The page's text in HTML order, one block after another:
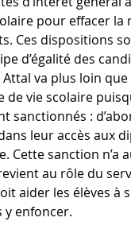
pour effacer
Ces dispositions
d’égalité des
va plus loin
vie scolaire
sanctionnés :
leur accès aux
Cette sanction n’a
au rôle du
aider les élèves à
y enfoncer.